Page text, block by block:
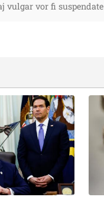
vulgar vor fi suspendate